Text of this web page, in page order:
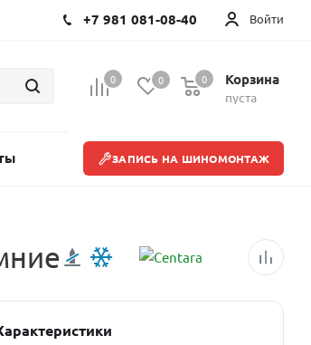
Войти
+7 981 081-08-40
0 0 Корзина
пуста
0
ЗАПИСЬ НА ШИНОМОНТАЖ